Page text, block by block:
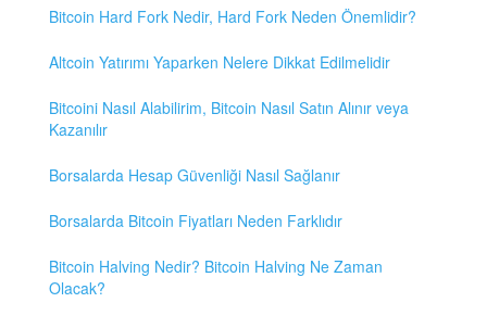
Bitcoin Hard Fork Nedir, Hard Fork Neden Önemlidir?
Altcoin Yatırımı Yaparken Nelere Dikkat Edilmelidir
Bitcoini Nasıl Alabilirim, Bitcoin Nasıl Satın Alınır veya
Kazanılır
Borsalarda Hesap Güvenliği Nasıl Sağlanır
Borsalarda Bitcoin Fiyatları Neden Farklıdır
Bitcoin Halving Nedir? Bitcoin Halving Ne Zaman
Olacak?